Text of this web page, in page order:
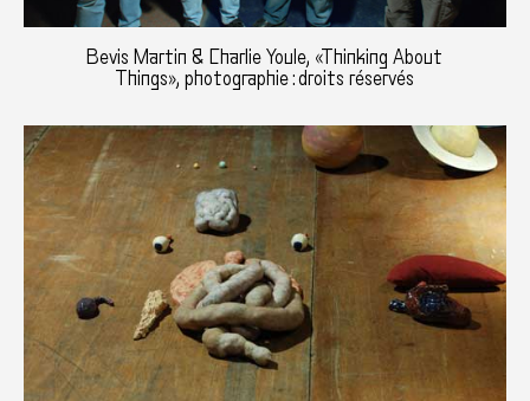
Bevis Martin & Charlie Youle, «Thinking About
Things», photographie : droits réservés